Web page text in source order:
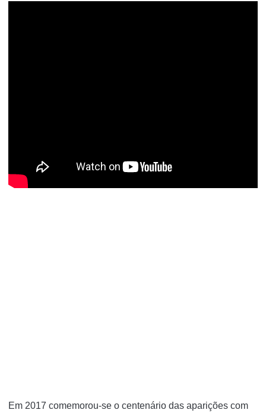
Em 2017 comemorou-se o centenário das aparições com